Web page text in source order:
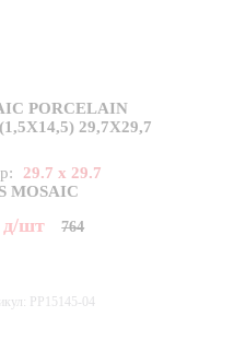
PORCELAIN
29,7X29,7
29.7 x 29.7
MOSAIC
д/шт 764
PP15145-04